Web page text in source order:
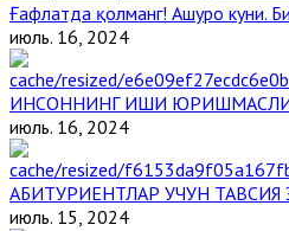
Ғафлатда қолманг! Ашуро куни.
июль. 16, 2024
ИНСОННИНГ ИШИ
июль. 16, 2024
АБИТУРИЕНТЛАР УЧУН
июль. 15, 2024